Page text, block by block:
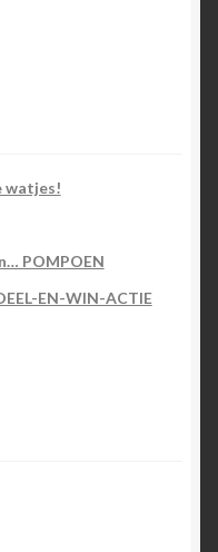
watjes!
POMPOEN
EN-WIN-ACTIE